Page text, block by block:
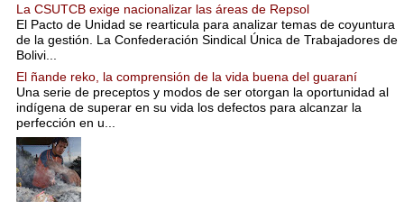
La CSUTCB exige nacionalizar las áreas de Repsol
El Pacto de Unidad se rearticula para analizar temas de coyuntura
de la gestión. La Confederación Sindical Única de Trabajadores de
Bolivi...
El ñande reko, la comprensión de la vida buena del guaraní
Una serie de preceptos y modos de ser otorgan la oportunidad al
indígena de superar en su vida los defectos para alcanzar la
perfección en u...